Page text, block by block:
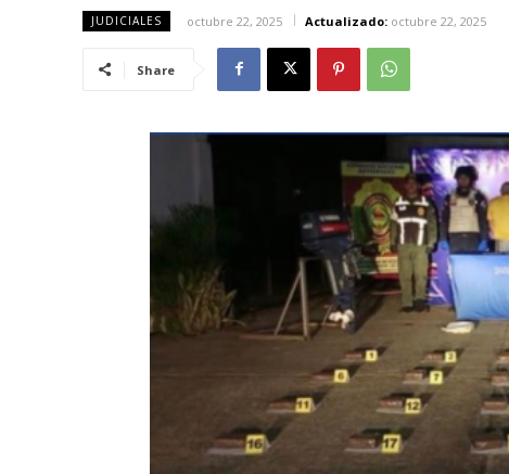
JUDICIALES octubre 22, 2025 Actualizado: octubre 22, 2025
Share